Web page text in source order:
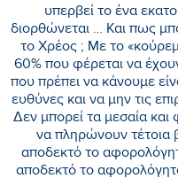
υπερβεί το ένα
διορθώνεται … Και πως
το Χρέος ; Με το
60% που φέρεται να
που πρέπει να κάνουμε
ευθύνες και να μην τις
Δεν μπορεί τα μεσαία
να πληρώνουν τέτοια
αποδεκτό το
αποδεκτό το